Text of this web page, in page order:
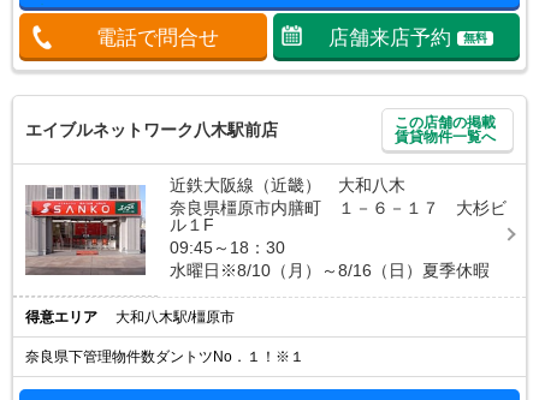
電話で問合せ 店舗来店予約 無料
エイブルネットワーク八木駅前店
この店舗の掲載
賃貸物件一覧へ
近鉄大阪線（近畿） 大和八木
奈良県橿原市内膳町 １－６－１７ 大杉ビ
ル１F
09:45～18：30
水曜日※8/10（月）～8/16（日）夏季休暇
得意エリア 大和八木駅/橿原市
奈良県下管理物件数ダントツNo．１！※１